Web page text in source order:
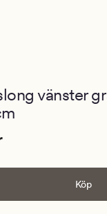
vänster
kr
Köp